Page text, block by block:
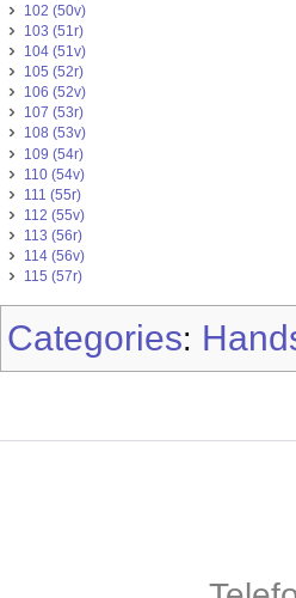
102 (50v)
103 (51r)
104 (51v)
105 (52r)
106 (52v)
107 (53r)
108 (53v)
109 (54r)
110 (54v)
111 (55r)
112 (55v)
113 (56r)
114 (56v)
115 (57r)
Categories: